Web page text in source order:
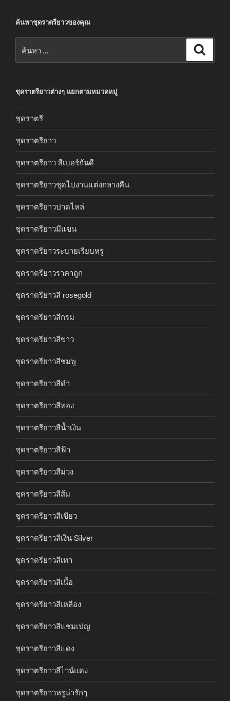
ค้นหาชุดราตรียาวของคุณ
ชุดราตรียาวต่างๆ แยกตามหมวดหมู่
ชุดราตรี
ชุดราตรียาว
ชุดราตรียาว สีเบอร์กันดี
ชุดราตรียาวชุดไปงานแต่งกลางคืน
ชุดราตรียาวปาดไหล่
ชุดราตรียาวมีแขน
ชุดราตรียาวระบายเรียบหรู
ชุดราตรียาวราคาถูก
ชุดราตรียาวสี rosegold
ชุดราตรียาวสีกรม
ชุดราตรียาวสีขาว
ชุดราตรียาวสีชมพู
ชุดราตรียาวสีดำ
ชุดราตรียาวสีทอง
ชุดราตรียาวสีน้ำเงิน
ชุดราตรียาวสีฟ้า
ชุดราตรียาวสีม่วง
ชุดราตรียาวสีส้ม
ชุดราตรียาวสีเขียว
ชุดราตรียาวสีเงิน Silver
ชุดราตรียาวสีเทา
ชุดราตรียาวสีเนื้อ
ชุดราตรียาวสีเหลือง
ชุดราตรียาวสีแชมเปญ
ชุดราตรียาวสีแดง
ชุดราตรียาวสีไวน์แดง
ชุดราตรียาวหรูน่ารักๆ